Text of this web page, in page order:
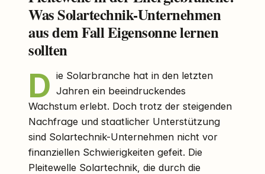
Was Solartechnik-Unternehmen
aus dem Fall Eigensonne lernen
sollten
D ie Solarbranche hat in den letzten
Jahren ein beeindruckendes
Wachstum erlebt. Doch trotz der steigenden
Nachfrage und staatlicher Unterstützung
sind Solartechnik-Unternehmen nicht vor
finanziellen Schwierigkeiten gefeit. Die
Pleitewelle Solartechnik, die durch die